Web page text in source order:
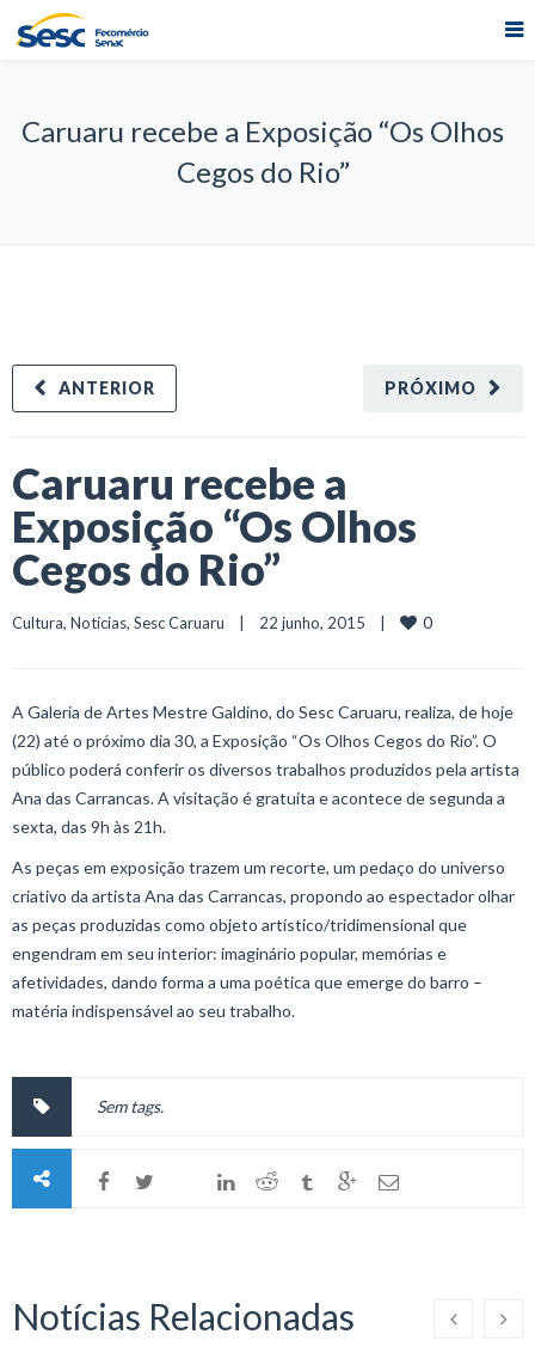
Caruaru recebe a Exposição “Os Olhos
Cegos do Rio”
PRÓXIMO
ANTERIOR
Caruaru recebe a
Exposição “Os Olhos
Cegos do Rio”
Cultura, Notícias, Sesc Caruaru
    |    22 junho, 2015    |
0
A Galeria de Artes Mestre Galdino, do Sesc Caruaru, realiza, de hoje
(22) até o próximo dia 30, a Exposição “Os Olhos Cegos do Rio”. O
público poderá conferir os diversos trabalhos produzidos pela artista
Ana das Carrancas. A visitação é gratuita e acontece de segunda a
sexta, das 9h às 21h.
As peças em exposição trazem um recorte, um pedaço do universo
criativo da artista Ana das Carrancas, propondo ao espectador olhar
as peças produzidas como objeto artístico/tridimensional que
engendram em seu interior: imaginário popular, memórias e
afetividades, dando forma a uma poética que emerge do barro –
matéria indispensável ao seu trabalho.
Sem tags.
Notícias Relacionadas